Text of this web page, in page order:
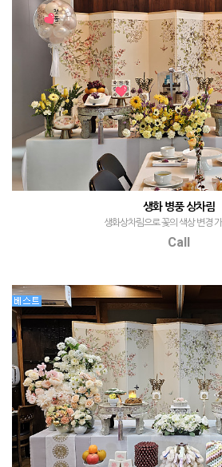
생화 병풍 상차림
생화상차림으로 꽃의 색상 변경
Call